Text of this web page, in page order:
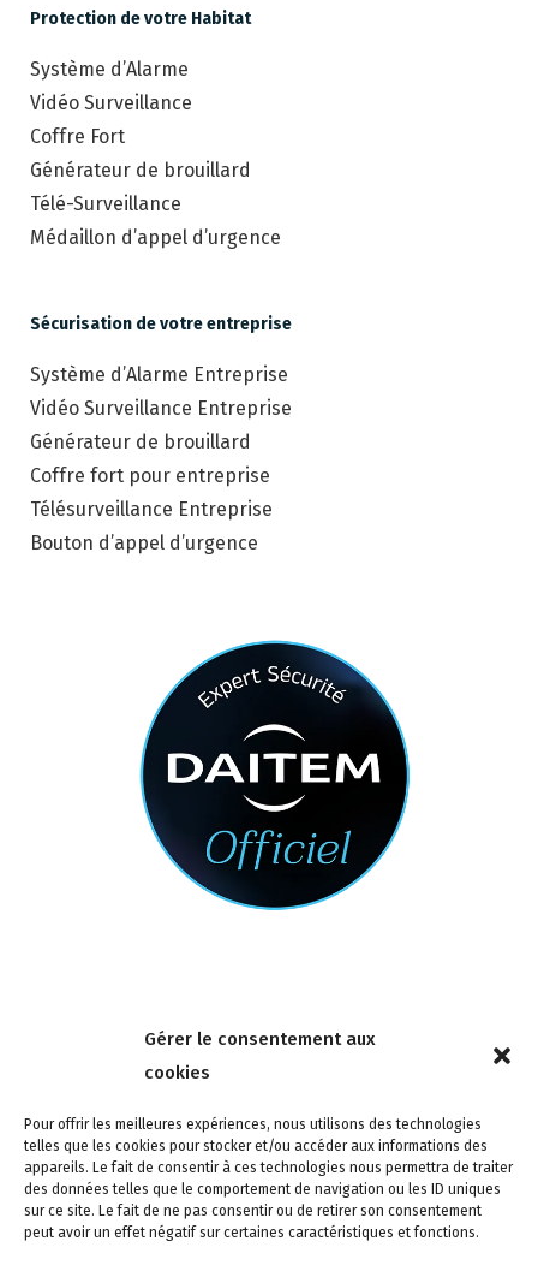
Gérer le consentement aux
cookies
Pour offrir les meilleures expériences, nous utilisons des technologies
telles que les cookies pour stocker et/ou accéder aux informations des
appareils. Le fait de consentir à ces technologies nous permettra de traiter
des données telles que le comportement de navigation ou les ID uniques
sur ce site. Le fait de ne pas consentir ou de retirer son consentement
peut avoir un effet négatif sur certaines caractéristiques et fonctions.
Protection de votre Habitat
Système d’Alarme
Vidéo Surveillance
Coffre Fort
Générateur de brouillard
Télé-Surveillance
Médaillon d’appel d’urgence
Sécurisation de votre entreprise
Système d’Alarme Entreprise
Vidéo Surveillance Entreprise
Générateur de brouillard
Coffre fort pour entreprise
Télésurveillance Entreprise
Bouton d’appel d’urgence
4 rue de la Tour 85150 Les Achards